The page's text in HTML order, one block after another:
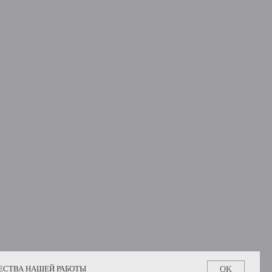
НАШЕЙ РАБОТЫ OK